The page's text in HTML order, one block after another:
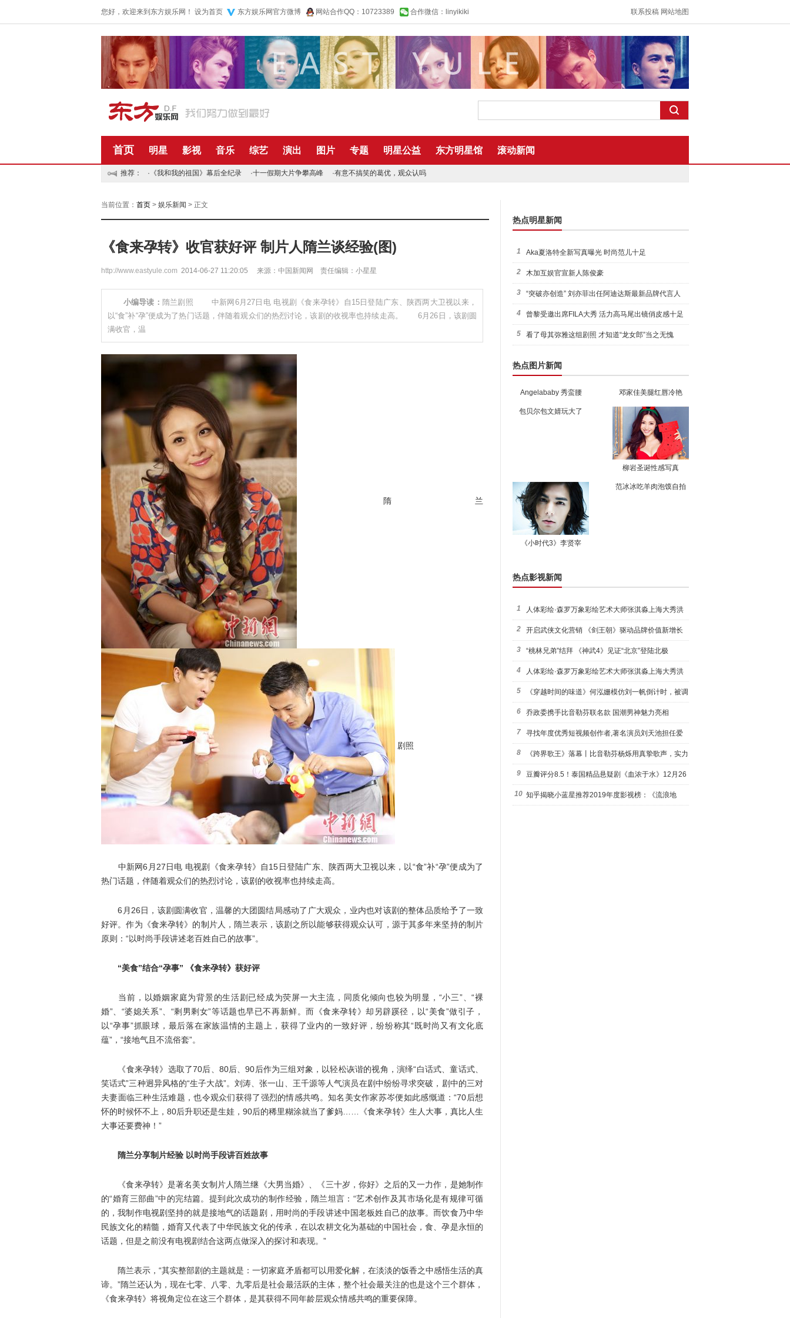
您好，欢迎来到东方娱乐网！ 设为首页 东方娱乐网官方微博 网站合作QQ：10723389 合作微信：linyikiki 联系投稿 网站地图
首页 明星 影视 音乐 综艺 演出 图片 专题 明星公益 东方明星馆 滚动新闻
推荐： · 《我和我的祖国》幕后全纪录 ·十一假期大片争攀高峰 ·有意不搞笑的葛优，观众认吗
当前位置： 首页 > 娱乐新闻 > 正文
《食来孕转》收官获好评 制片人隋兰谈经验(图)
http://www.eastyule.com 2014-06-27 11:20:05 来源：中国新闻网 责任编辑：小星星
小编导读： 隋兰剧照 中新网6月27日电 电视剧《食来孕转》自15日登陆广东、陕西两大卫视以来，
以“食”补“孕”便成为了热门话题，伴随着观众们的热烈讨论，该剧的收视率也持续走高。 6月26日，该剧圆
满收官，温
隋兰
剧照
中新网6月27日电 电视剧 《食来孕转》
自15日登陆广东、陕西两大卫视以来，以“食”补“孕”便成为了
热门话题，伴随着观众们的热烈讨论，该剧的收视率也持续走高。
6月26日，该剧圆满收官，温馨的大团圆结局感动了广大观众，业内也对该剧的整体品质给予了一致
好评。作为《食来孕转》的制片人，隋兰表示，该剧之所以能够获得观众认可，源于其多年来坚持的制片
原则：“以时尚手段讲述老百姓自己的故事”。
“美食”结合“孕事” 《食来孕转》获好评
当前，以婚姻家庭为背景的生活剧已经成为荧屏一大主流，同质化倾向也较为明显，“小三”、“裸
婚”、“婆媳关系”、“剩男剩女”等话题也早已不再新鲜。而《食来孕转》却另辟蹊径，以“美食”做引子，
以“孕事”抓眼球，最后落在家族温情的主题上，获得了业内的一致好评，纷纷称其“既时尚又有文化底
蕴”，“接地气且不流俗套”。
《食来孕转》选取了70后、80后、90后作为三组对象，以轻松诙谐的视角，演绎“白话式、童话式、
笑话式”三种迥异风格的“生子大战”。刘涛、张一山、王千源等人气演员在剧中纷纷寻求突破，剧中的三对
夫妻面临三种生活难题，也令观众们获得了强烈的情感共鸣。知名美女作家苏岑便如此感慨道：“70后想
怀的时候怀不上，80后升职还是生娃，90后的稀里糊涂就当了爹妈……《食来孕转》生人大事，真比人生
大事还要费神！”
隋兰分享制片经验 以时尚手段讲百姓故事
《食来孕转》是著名美女制片人隋兰继《大男当婚》、《三十岁，你好》之后的又一力作，是她制作
的“婚育三部曲”中的完结篇。提到此次成功的制作经验，隋兰坦言：“艺术创作及其市场化是有规律可循
的，我制作电视剧坚持的就是接地气的话题剧，用时尚的手段讲述中国老板姓自己的故事。而饮食乃中华
民族文化的精髓，婚育又代表了中华民族文化的传承，在以农耕文化为基础的中国社会，食、孕是永恒的
话题，但是之前没有电视剧结合这两点做深入的探讨和表现。”
隋兰表示，“其实整部剧的主题就是：一切家庭矛盾都可以用爱化解，在淡淡的饭香之中感悟生活的真
谛。”隋兰还认为，现在七零、八零、九零后是社会最活跃的主体，整个社会最关注的也是这个三个群体，
《食来孕转》将视角定位在这三个群体，是其获得不同年龄层观众情感共鸣的重要保障。
热点明星新闻
1 Aka夏洛特全新写真曝光 时尚范儿十足
2 木加互娱官宣新人陈俊豪
3 “突破亦创造” 刘亦菲出任阿迪达斯最新品牌代言人
引爆
4 曾黎受邀出席FILA大秀 活力高马尾出镜俏皮感十足
5 看了母其弥雅这组剧照 才知道“龙女郎”当之无愧
热点图片新闻
Angelababy 秀蛮腰 邓家佳美腿红唇冷艳
包贝尔包文婧玩大了
柳岩圣诞性感写真
《小时代3》李贤宰
范冰冰吃羊肉泡馍自拍
热点影视新闻
1 人体彩绘·森罗万象彩绘艺术大师张淇淼上海大秀洪
荒宇宙
2 开启武侠文化营销 《剑王朝》驱动品牌价值新增长
3 “桃林兄弟”结拜 《神武4》见证“北京”登陆北极
4 人体彩绘·森罗万象彩绘艺术大师张淇淼上海大秀洪
荒宇宙
5 《穿越时间的味道》何泓姗模仿刘一帆倒计时，被调
侃“学人
6 乔政委携手比音勒芬联名款 国潮男神魅力亮相
7 寻找年度优秀短视频创作者,著名演员刘天池担任爱
奇艺号"奇
8 《跨界歌王》落幕丨比音勒芬杨烁用真挚歌声，实力
圈粉!
9 豆瓣评分8.5！泰国精品悬疑剧《血浓于水》12月26
日西瓜视
10 知乎揭晓小蓝星推荐2019年度影视榜：《流浪地